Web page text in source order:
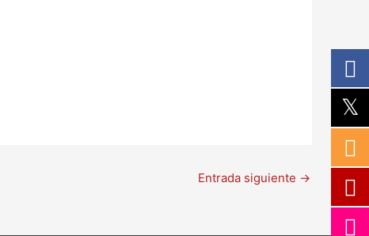
Entrada siguiente →